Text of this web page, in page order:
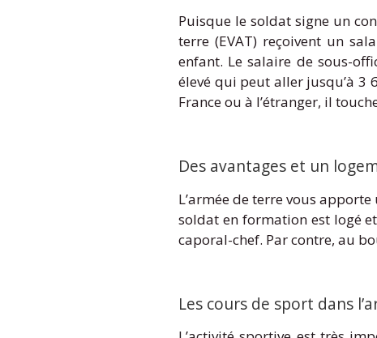
Puisque le soldat signe un
terre (EVAT) reçoivent un
enfant. Le salaire de sous-
élevé qui peut aller jusqu’à 3
France ou à l’étranger, il
Des avantages et un
L’armée de terre vous apporte
soldat en formation est logé
caporal-chef. Par contre, au
Les cours de sport dans